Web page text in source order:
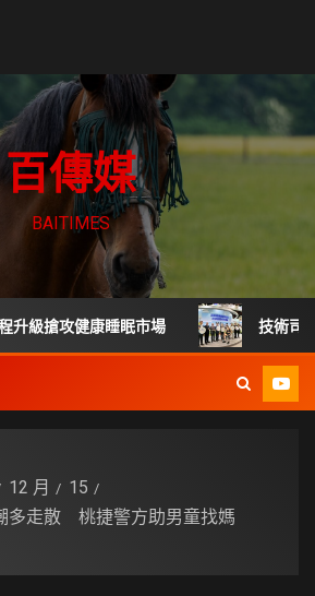
百傳媒
BAITIMES
健康睡眠市場 技術司展30項高
12 月
15
多走散 桃捷警方助男童找媽